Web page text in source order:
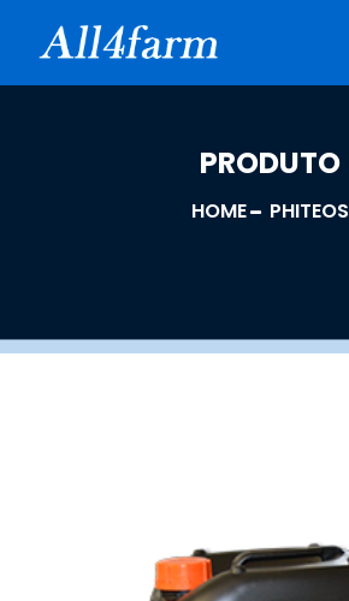
PRODUTO
HOME PHITEOS